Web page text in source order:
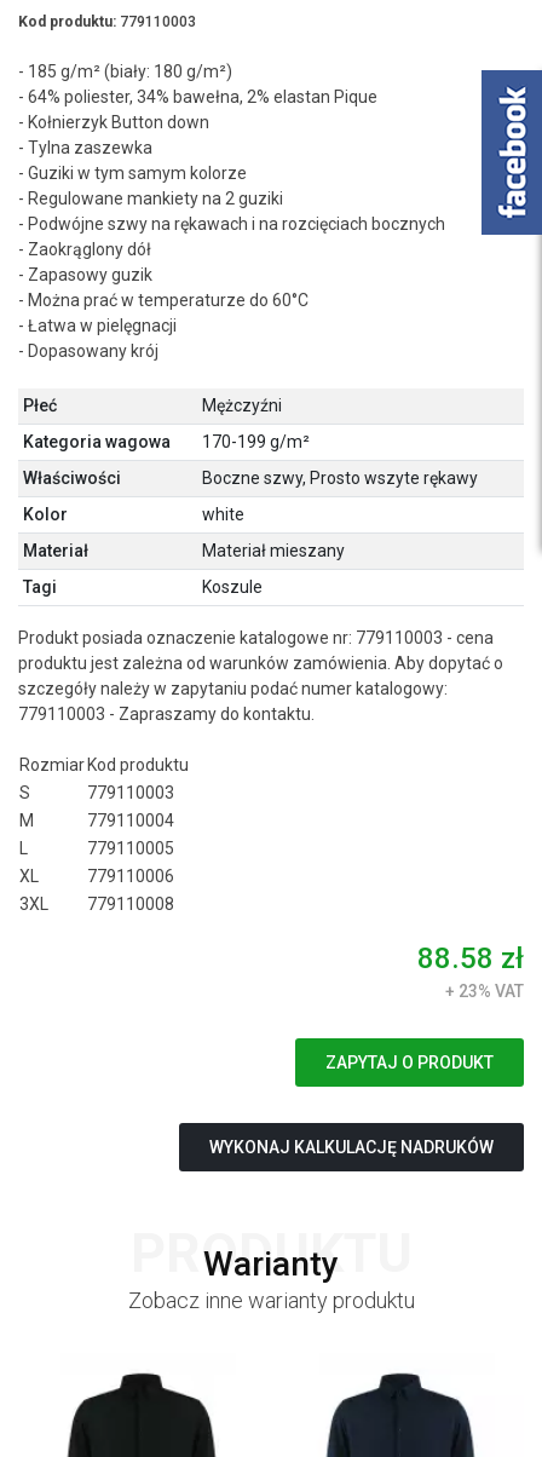
Kod produktu: 779110003
- 185 g/m² (biały: 180 g/m²)
- 64% poliester, 34% bawełna, 2% elastan Pique
- Kołnierzyk Button down
- Tylna zaszewka
- Guziki w tym samym kolorze
- Regulowane mankiety na 2 guziki
- Podwójne szwy na rękawach i na rozcięciach bocznych
- Zaokrąglony dół
- Zapasowy guzik
- Można prać w temperaturze do 60°C
- Łatwa w pielęgnacji
- Dopasowany krój
Płeć
Mężczyźni
Kategoria wagowa
170-199 g/m²
Właściwości
Boczne szwy, Prosto wszyte rękawy
Kolor
white
Materiał
Materiał mieszany
Tagi
Koszule
Produkt posiada oznaczenie katalogowe nr: 779110003 - cena
produktu jest zależna od warunków zamówienia. Aby dopytać o
szczegóły należy w zapytaniu podać numer katalogowy:
779110003 - Zapraszamy do kontaktu.
Rozmiar Kod produktu
S
779110003
M
779110004
779110005
XL
779110006
3XL
779110008
88.58 zł
+ 23% VAT
ZAPYTAJ O PRODUKT
WYKONAJ KALKULACJĘ NADRUKÓW
Warianty
PRODUKTU
Zobacz inne warianty produktu